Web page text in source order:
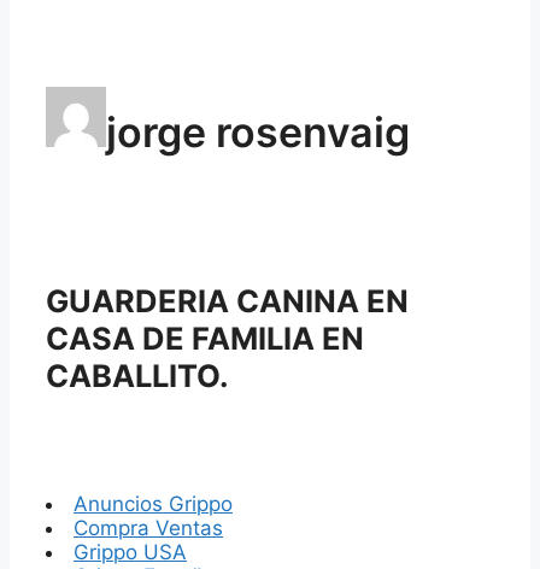
jorge rosenvaig
GUARDERIA CANINA EN
CASA DE FAMILIA EN
CABALLITO.
Anuncios Grippo
Compra Ventas
Grippo USA